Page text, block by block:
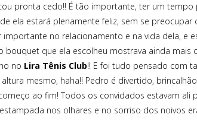
pronta cedo!! É tão importante, ter um tempo
ela estará plenamente feliz, sem se preocupar
no relacionamento e na vida dela, e
bouquet que ela escolheu mostrava ainda mais
no Lira Tênis Club!! E foi tudo pensado com
mesmo, haha!! Pedro é divertido,
ao fim! Todos os convidados estavam ali
nos olhares e no sorriso dos noivos